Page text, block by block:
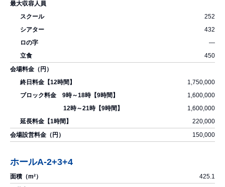
252
432
―
450
1,750,000
1,600,000
1,600,000
220,000
150,000
ホールA-2+3+4
425.1